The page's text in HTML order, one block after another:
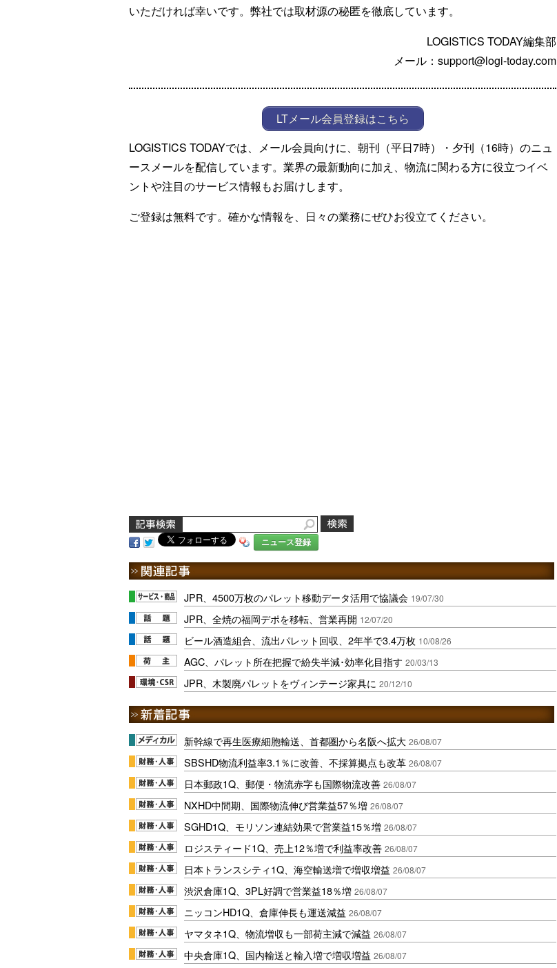
いただければ幸いです。弊社では取材源の秘匿を徹底しています。
LOGISTICS TODAY編集部
メール：support@logi-today.com
LTメール会員登録はこちら
LOGISTICS TODAYでは、メール会員向けに、朝刊（平日7時）・夕刊（16時）のニュ
ースメールを配信しています。業界の最新動向に加え、物流に関わる方に役立つイベ
ントや注目のサービス情報もお届けします。
ご登録は無料です。確かな情報を、日々の業務にぜひお役立てください。
ニュース登録
JPR、4500万枚のパレット移動データ活用で協議会 19/07/30
JPR、全焼の福岡デポを移転、営業再開 12/07/20
ビール酒造組合、流出パレット回収、2年半で3.4万枚 10/08/26
AGC、パレット所在把握で紛失半減･効率化目指す 20/03/13
JPR、木製廃パレットをヴィンテージ家具に 20/12/10
新幹線で再生医療細胞輸送、首都圏から名阪へ拡大 26/08/07
SBSHD物流利益率3.1％に改善、不採算拠点も改革 26/08/07
日本郵政1Q、郵便・物流赤字も国際物流改善 26/08/07
NXHD中間期、国際物流伸び営業益57％増 26/08/07
SGHD1Q、モリソン連結効果で営業益15％増 26/08/07
ロジスティード1Q、売上12％増で利益率改善 26/08/07
日本トランスシティ1Q、海空輸送増で増収増益 26/08/07
渋沢倉庫1Q、3PL好調で営業益18％増 26/08/07
ニッコンHD1Q、倉庫伸長も運送減益 26/08/07
ヤマタネ1Q、物流増収も一部荷主減で減益 26/08/07
中央倉庫1Q、国内輸送と輸入増で増収増益 26/08/07